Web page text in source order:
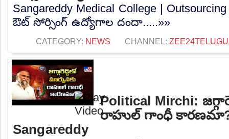
Sangareddy Medical College |
ఔట్‌ సోర్సింగ్‌ ఉద్యోగాల దందా.....»»
CATEGORY: NEWS CHANNEL:
Political Mirchi:
రాహుల్ గాంధీ కారణమా?
Sangareddy